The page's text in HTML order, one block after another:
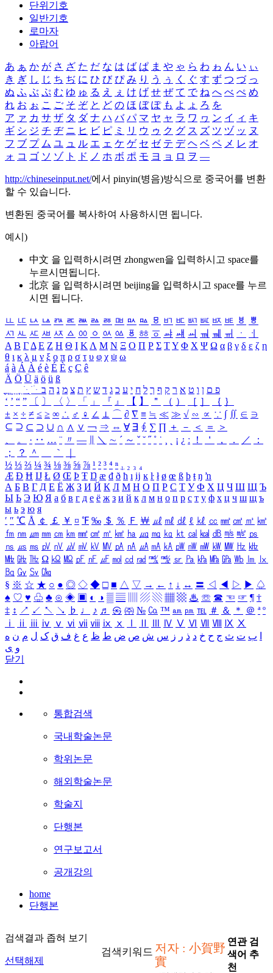
단위기호
일반기호
로마자
아랍어
あ ぁ か が さ ざ た だ な は ば ぱ ま や ゃ ら わ ゎ ん い ぃ
き ぎ し じ ち ぢ に ひ び ぴ み り う ぅ く ぐ す ず つ づ っ
ぬ ふ ぶ ぷ む ゆ ゅ る え ぇ け げ せ ぜ て で ね へ べ ぺ め
れ お ぉ こ ご そ ぞ と ど の ほ ぼ ぽ も よ ょ ろ を
ア ァ カ サ ザ タ ダ ナ ハ バ パ マ ヤ ャ ラ ワ ヮ ン イ ィ キ
ギ シ ジ チ ヂ ニ ヒ ビ ピ ミ リ ウ ゥ ク グ ス ズ ツ ヅ ッ ヌ
フ ブ プ ム ユ ュ ル エ ェ ケ ゲ セ ゼ テ デ ヘ ベ ペ メ レ オ
ォ コ ゴ ソ ゾ ト ド ノ ホ ボ ポ モ ヨ ョ ロ ヲ ―
http://chineseinput.net/에서 pinyin(병음)방식으로 중국어를 변환
할 수 있습니다.
변환된 중국어를 복사하여 사용하시면 됩니다.
예시)
中文 을 입력하시려면 zhongwen을 입력하시고 space를
누르시면됩니다.
北京 을 입력하시려면 beijing을 입력하시고 space를 누르
시면 됩니다.
ㅥ ㅦ ㅧ ㅨ ㅩ ㅪ ㅫ ㅬ ㅭ ㅮ ㅯ ㅰ ㅱ ㅲ ㅳ ㅴ ㅵ ㅶ ㅷ ㅸ
ㅹ
ㅺ ㅻ ㅼ ㅽ ㅾ ㅿ ㆀ ㆁ ㆂ ㆃ ㆄ ㆅ ㆆ ㆇ ㆈ ㆉ ㆊ ㆋ ㆌ ㆍ
ㆎ
Α Β ΓΔ Ε Ζ Η Θ Ι ΚΛ Μ Ν Ξ Ο Π Ρ Σ ΤΥ Φ Χ Ψ Ω α β γ δ ε ζ η
θ ι κ λ μ ν ξ ο π ρ σ τ υ φ χ ψ ω
á à Á À é è É È ç Ç ê
Ä Ö Ü ä ö ü ß
ִֶֹ ֻּ ׁׂ פ ם ן ו ט א ר ק ף ך ל ח י ע כ ג ד ש ץ ת צ מ נ ה ב
‘ ’ “ ” 〔 〕 〈 〉 「 」 『 』 【 】 ＂ （ ） ［ ］ ｛ ｝
± × ÷ ≠ ≤ ≥ ∞ ∴ ♂ ♀ ∠ ⊥ ⌒ ∂ ∇ ≡ ≒ ≪ ≫ √ ∽ ∝ ∵ ∫ ∬ ∈ ∋
⊆ ⊇ ⊂ ⊃ ∪ ∩ ∧ ∨ ￢ ⇒ ⇔ ∀ ∃ ∮ ∑ ∏ ＋ － ＜ ＝
＞
、
。 · ‥ … ¨ 〃 ― ＼ ∼ ´ ～ ˇ ˘ ˝ ˚ ˙ ¸ ¡ ¿ ː ！ ＇ ， ． ／
：
；
？ ＾ ｀
½ ⅓ ⅔ ¼ ¾ ⅛ ⅜ ⅝ ⅞ ¹ ² ³ ⁴ ⁿ ₁ ₂ ₃ ₄
Æ Ð Ħ Ĳ Ł Ø Œ Þ Ŧ Ŋ æ đ ð ħ ı ĳ ĸ ŀ ł ø œ ß þ ŧ ŋ ŉ
А Б В Г Д Е Ё Ж З И Й К Л М Н О П Р С Т У Ф Х Ц Ч Ш Щ Ъ
Ы Ь Э Ю Я а б в г д е ё ж з и й к л м н о п р с т у ф х ц ч ш щ ъ
ы ь э ю я
′ ″ ℃ Å ￠ ￡ ￥ ¤ ℉ ‰ ＄ ％ Ｆ ￦ ㎕ ㎖ ㎗ ℓ ㎘ ㏄ ㎣ ㎤ ㎥ ㎦
㎙ ㎚ ㎛ ㎜ ㎝ ㎞ ㎟ ㎠ ㎡ ㎢ ㏊ ㎍ ㎎ ㎏ ㏏ ㎈ ㎉ ㏈ ㎧ ㎨ ㎰
㎱ ㎲ ㎳ ㎴ ㎵ ㎶ ㎷ ㎸ ㎹ ㎀ ㎁ ㎂ ㎃ ㎄ ㎺ ㎻ ㎽ ㎾ ㎿ ㎐ ㎑
㎒ ㎓ ㎔ Ω ㏀ ㏁ ㎊ ㎋ ㎌ ㏖ ㏅ ㎭ ㎮ ㎯ ㏛ ㎩ ㎪ ㎫ ㎬ ㏝ ㏐
㏓
㏃ ㏉ ㏜ ㏆
§ ※ ☆ ★ ○ ● ◎ ◇ ◆ □ ■ △ ▽ → ← ↑ ↓ ↔ 〓 ◁ ◀ ▷ ▶ ♤
♠ ♡ ♥ ♧ ♣ ⊙ ◈ ▣ ◐ ◑ ▒ ▤ ▨ ▧ ▦ ▩ ♨ ☏ ☎ ☜ ☞ ¶ †
‡ ↕ ↗ ↙ ↖ ↘ ♭ ♩ ♪ ♬ ㉿ ㈜ № ㏇ ™ ㏂ ㏘ ℡ ＃ ＆ ＊ ＠ ª º
ⅰ
ⅱ ⅲ ⅳ ⅴ ⅵ ⅶ ⅷ ⅸ ⅹ Ⅳ Ⅴ Ⅵ Ⅶ Ⅷ Ⅸ Ⅹ
ب ت ث ج ح خ د ذ ر ز س ش ص ض ط ظ ع غ ف ق ک ل م ن ه
و ی
닫기
통합검색
국내학술논문
학위논문
해외학술논문
학술지
단행본
연구보고서
공개강의
home
단행본
검색결과 좁혀 보기
선택해제
검색키워드 저자 : 小賀野
實
연관 검
색어 추
천